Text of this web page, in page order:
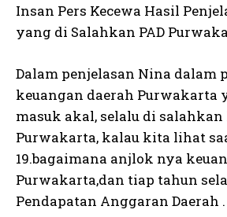
Insan Pers Kecewa Hasil
yang di Salahkan PAD
Dalam penjelasan Nina dalam
keuangan daerah Purwakarta
masuk akal, selalu di salahkan
Purwakarta, kalau kita lihat
19.bagaimana anjlok nya
Purwakarta,dan tiap tahun
Pendapatan Anggaran Daerah .